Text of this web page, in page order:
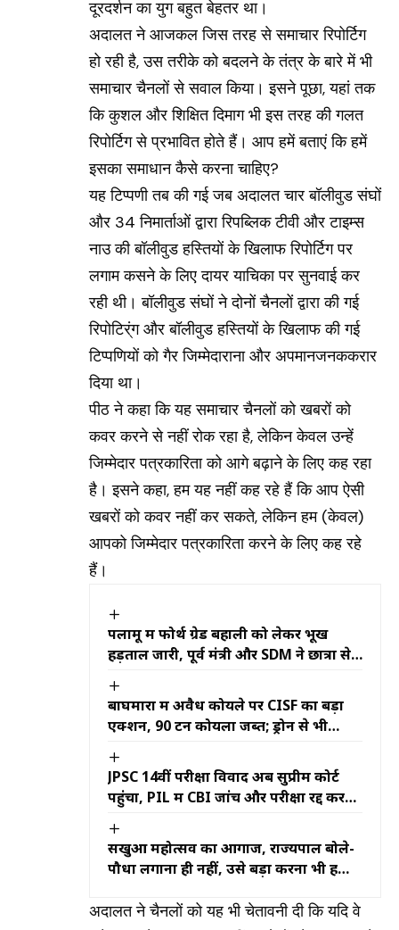
दूरदर्शन का युग बहुत बेहतर था।
अदालत ने आजकल जिस तरह से समाचार रिपोर्टिग
हो रही है, उस तरीके को बदलने के तंत्र के बारे में भी
समाचार चैनलों से सवाल किया। इसने पूछा, यहां तक
कि कुशल और शिक्षित दिमाग भी इस तरह की गलत
रिपोर्टिग से प्रभावित होते हैं। आप हमें बताएं कि हमें
इसका समाधान कैसे करना चाहिए?
यह टिप्पणी तब की गई जब अदालत चार बॉलीवुड संघों
और 34 निमार्ताओं द्वारा रिपब्लिक टीवी और टाइम्स
नाउ की बॉलीवुड हस्तियों के खिलाफ रिपोर्टिग पर
लगाम कसने के लिए दायर याचिका पर सुनवाई कर
रही थी। बॉलीवुड संघों ने दोनों चैनलों द्वारा की गई
रिपोटिर्ंग और बॉलीवुड हस्तियों के खिलाफ की गई
टिप्पणियों को गैर जिम्मेदाराना और अपमानजनककरार
दिया था।
पीठ ने कहा कि यह समाचार चैनलों को खबरों को
कवर करने से नहीं रोक रहा है, लेकिन केवल उन्हें
जिम्मेदार पत्रकारिता को आगे बढ़ाने के लिए कह रहा
है। इसने कहा, हम यह नहीं कह रहे हैं कि आप ऐसी
खबरों को कवर नहीं कर सकते, लेकिन हम (केवल)
आपको जिम्मेदार पत्रकारिता करने के लिए कह रहे
हैं।
पलामू में फोर्थ ग्रेड बहाली को लेकर भूख
हड़ताल जारी, पूर्व मंत्री और SDM ने छात्रों से
बाघमारा में अवैध कोयले पर CISF का बड़ा
एक्शन, 90 टन कोयला जब्त; ड्रोन से भी
JPSC 14वीं परीक्षा विवाद अब सुप्रीम कोर्ट
पहुंचा, PIL में CBI जांच और परीक्षा रद्द करने
सखुआ महोत्सव का आगाज, राज्यपाल बोले-
पौधा लगाना ही नहीं, उसे बड़ा करना भी हमारी
अदालत ने चैनलों को यह भी चेतावनी दी कि यदि वे